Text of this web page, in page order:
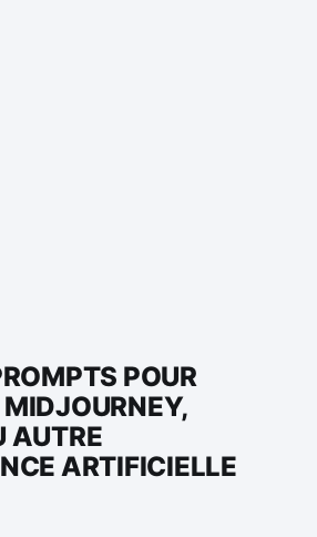
POUR
AUTRE
ARTIFICIELLE